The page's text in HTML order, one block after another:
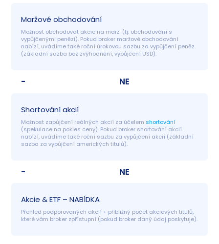
Maržové obchodování
Možnost obchodovat akcie na marži (tj. obchodování s
vypůjčenými penězi). Pokud broker maržové obchodování
nabízí, uvádíme také roční úrokovou sazbu za vypůjčení peněz
(základní sazba bez zvýhodnění, vypůjčení USD).
- NE
Shortování akcií
Možnost zapůjčení reálných akcií za účelem shortování
(spekulace na pokles ceny). Pokud broker shortování akcií
nabízí, uvádíme také roční sazbu za vypůjčení akcií (základní
sazba za vypůjčení amerických titulů).
- NE
Akcie & ETF – NABÍDKA
Přehled podporovaných akcií + přibližný počet akciových titulů,
které vám broker zpřístupní (pokud broker daný údaj poskytuje).